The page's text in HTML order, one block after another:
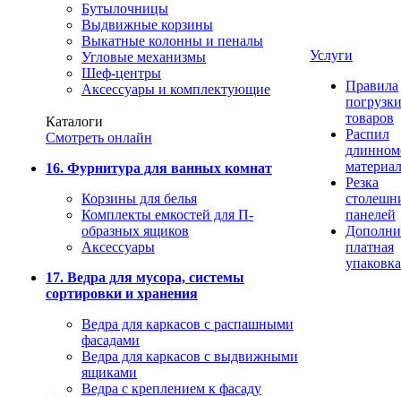
Бутылочницы
Выдвижные корзины
Выкатные колонны и пеналы
Угловые механизмы
Шеф-центры
Аксессуары и комплектующие
Каталоги
Смотреть онлайн
16. Фурнитура для ванных комнат
Корзины для белья
Комплекты емкостей для П-
образных ящиков
Аксессуары
17. Ведра для мусора, системы
сортировки и хранения
Ведра для каркасов с распашными
фасадами
Ведра для каркасов с выдвижными
ящиками
Ведра с креплением к фасаду
Услуги
Правила
погрузки
товаров
Распил
Резка
панелей
платная
упаковка